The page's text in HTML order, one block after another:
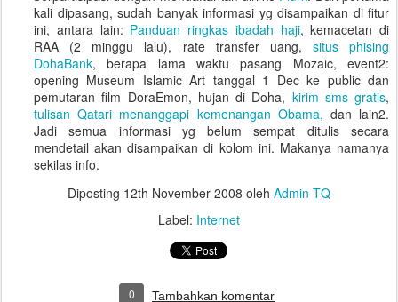
kali dipasang, sudah banyak informasi yg disampaikan di fitur
ini, antara lain: Panduan ringkas ibadah haji, kemacetan di
RAA (2 minggu lalu), rate transfer uang, situs phising
DohaBank, berapa lama waktu pasang Mozaic, event2:
opening Museum Islamic Art tanggal 1 Dec ke public dan
pemutaran film DoraEmon, hujan di Doha, kirim sms gratis,
tulisan Qatari menanggapi kemenangan Obama, dan lain2.
Jadi semua informasi yg belum sempat ditulis secara
mendetail akan disampaikan di kolom ini. Makanya namanya
sekilas info.
Diposting 12th November 2008 oleh Admin TQ
Label: Internet
0 Tambahkan komentar